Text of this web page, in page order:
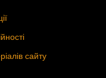
сайту